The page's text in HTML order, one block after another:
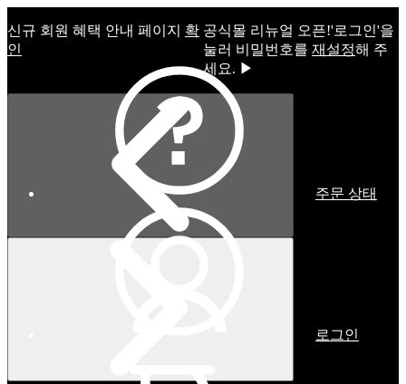
신규 회원 혜택 안내 페이지 확
인
공식몰 리뉴얼 오픈!ㅤ'로그인'을
눌러 비밀번호를 재설정해 주
세요. ▶
주문 상태
로그인